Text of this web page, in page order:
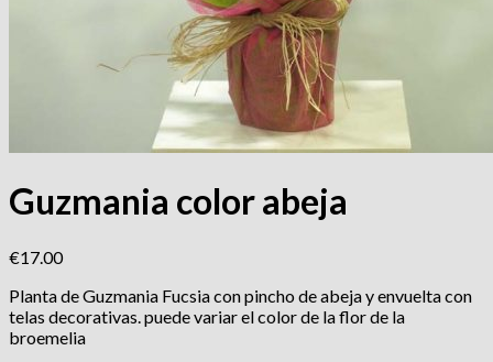
Guzmania color abeja
€17.00
Planta de Guzmania Fucsia con pincho de abeja y envuelta con
telas decorativas. puede variar el color de la flor de la
broemelia